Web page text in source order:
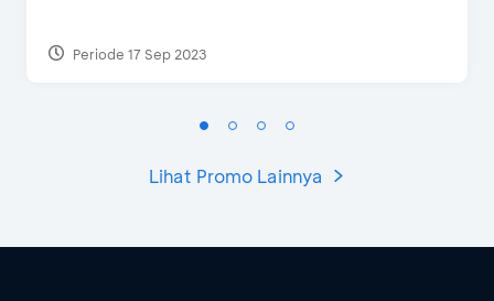
Periode 17 Sep 2023
Lihat Promo Lainnya